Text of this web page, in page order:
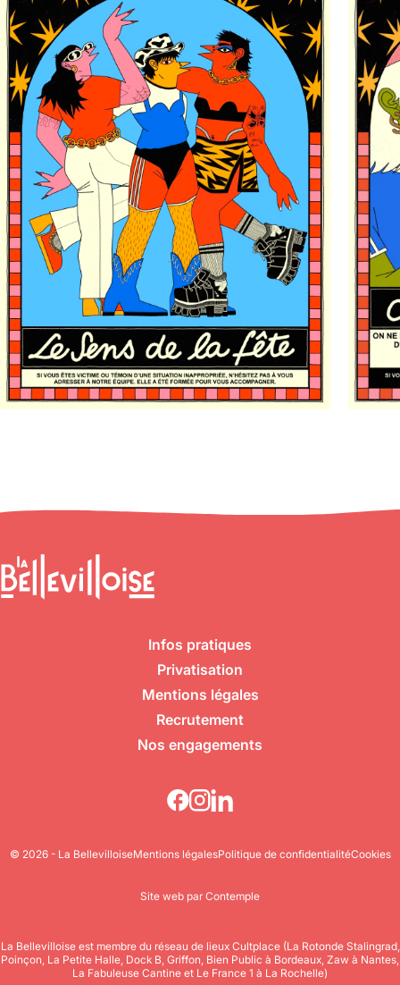
Infos pratiques
Privatisation
Mentions légales
Recrutement
Nos engagements
© 2026 - La BellevilloiseMentions légalesPolitique de confidentialitéCookies
Site web par Contemple
La Bellevilloise est membre du réseau de lieux Cultplace (La Rotonde Stalingrad,
Poinçon, La Petite Halle, Dock B, Griffon, Bien Public à Bordeaux, Zaw à Nantes,
La Fabuleuse Cantine et Le France 1 à La Rochelle)